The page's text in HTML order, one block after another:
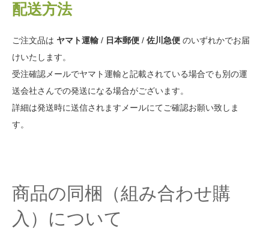
配送方法
ご注文品は ヤマト運輸 / 日本郵便 / 佐川急便 のいずれかでお届
けいたします。
受注確認メールでヤマト運輸と記載されている場合でも別の運
送会社さんでの発送になる場合がございます。
詳細は発送時に送信されますメールにてご確認お願い致しま
す。
商品の同梱（組み合わせ購
入）について